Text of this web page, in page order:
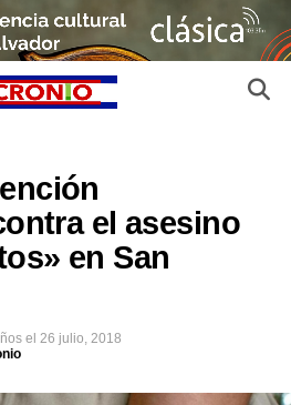
el asesino
en San
el 26 julio, 2018